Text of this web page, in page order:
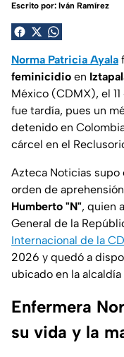
Escrito por: Iván Ramírez
Norma Patricia Ayala
feminicidio en
México (CDMX), el
fue tardía, pues un
detenido en
cárcel en el
Azteca Noticias supo
orden de
Humberto "N", quien
General de la
Internacional de la
2026 y quedó a
ubicado en la
Enfermera
su vida y la